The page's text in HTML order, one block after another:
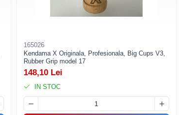
165026
Kendama X Originala, Profesionala, Big Cups V3,
Rubber Grip model 17
148,10 Lei
IN STOC